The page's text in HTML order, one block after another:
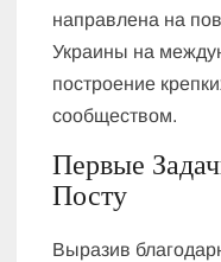
направлена на
Украины на
построение
сообществом.
Первые
Посту
Выразив